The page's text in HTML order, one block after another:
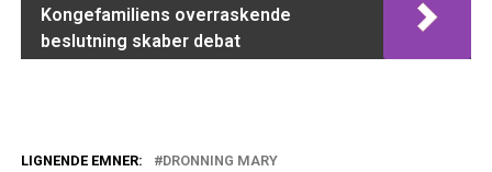
Kongefamiliens overraskende
beslutning skaber debat
LIGNENDE EMNER: DRONNING MARY